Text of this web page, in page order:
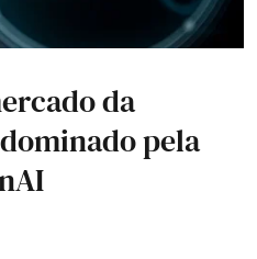
da
pela